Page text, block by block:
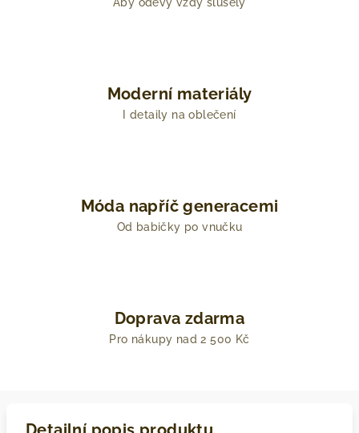
Moderní materiály
I detaily na oblečení
Móda napříč generacemi
Od babičky po vnučku
Doprava zdarma
Pro nákupy nad 2 500 Kč